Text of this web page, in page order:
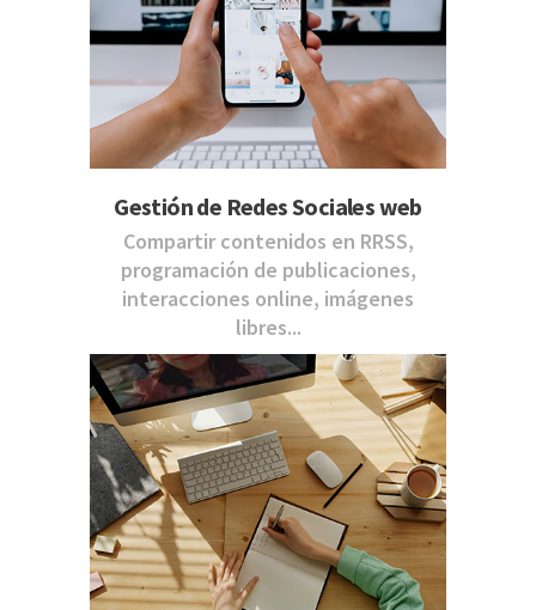
Gestión de Redes Sociales web
Compartir contenidos en RRSS,
programación de publicaciones,
interacciones online, imágenes
libres...